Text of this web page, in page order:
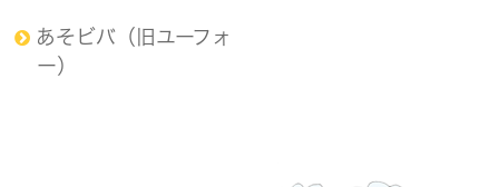
あそビバ（旧ユーフォ
ー）